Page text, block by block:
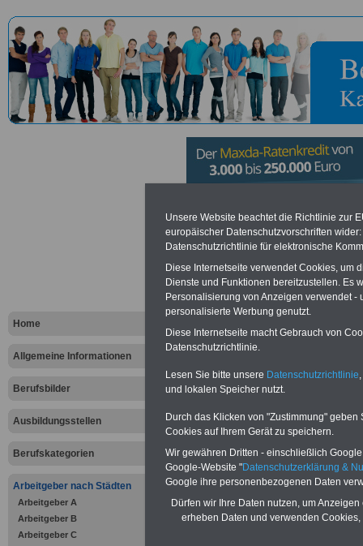
Home
Allgemeine Informationen
Berufsbilder
Ausbildungsstellen
Berufskategorien
Arbeitgeber nach Städten
Arbeitgeber A
Arbeitgeber B
Arbeitgeber C
Bereich
Vorteile für den öffentlichen
Vergleichen und sparen
Berufsunfähigkeitsabsicherung-
Krankenzusatzversicherung
Krankenkassen-
Zahnzusatzversicherung
Krankenversicherung
Unsere Website beachtet die Richtlinie zur
europäischer Datenschutzvorschriften
Datenschutzrichtlinie für elektronische
Diese Internetseite verwendet Cookies, um
Dienste und Funktionen bereitzustellen. Es
Personalisierung von Anzeigen verwendet
personalisierte Werbung genutzt.
Diese Internetseite macht Gebrauch von
Datenschutzrichtlinie.
Lesen Sie bitte unsere Datenschutzrichtlinie
und lokalen Speicher nutzt.
Durch das Klicken von "Zustimmung"
Cookies auf Ihrem Gerät zu speichern.
Wir gewähren Dritten - einschließlich
Google-Website "Datenschutzerklärung &
Google ihre personenbezogenen Daten
Dürfen wir Ihre Daten nutzen, um
erheben Daten und verwenden